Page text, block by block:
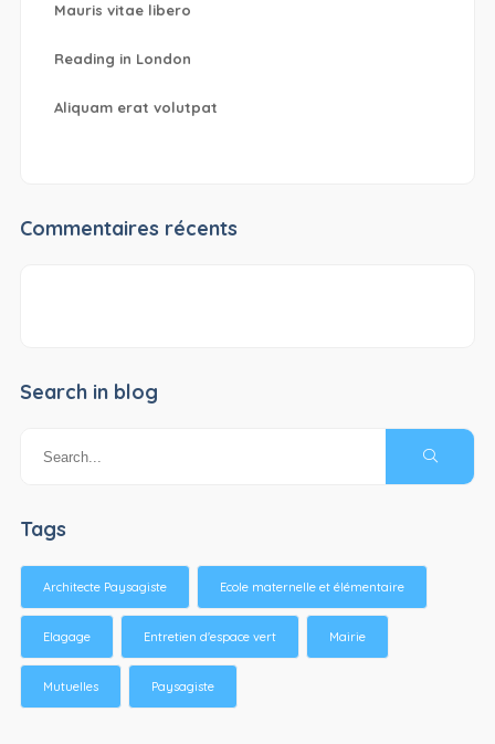
Mauris vitae libero
Reading in London
Aliquam erat volutpat
Commentaires récents
Search in blog
Tags
Architecte Paysagiste Ecole maternelle et élémentaire
Elagage Entretien d'espace vert Mairie
Mutuelles Paysagiste